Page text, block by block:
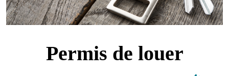
Permis de louer